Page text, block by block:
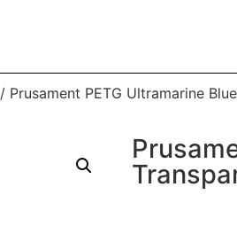
/ Prusament PETG Ultramarine